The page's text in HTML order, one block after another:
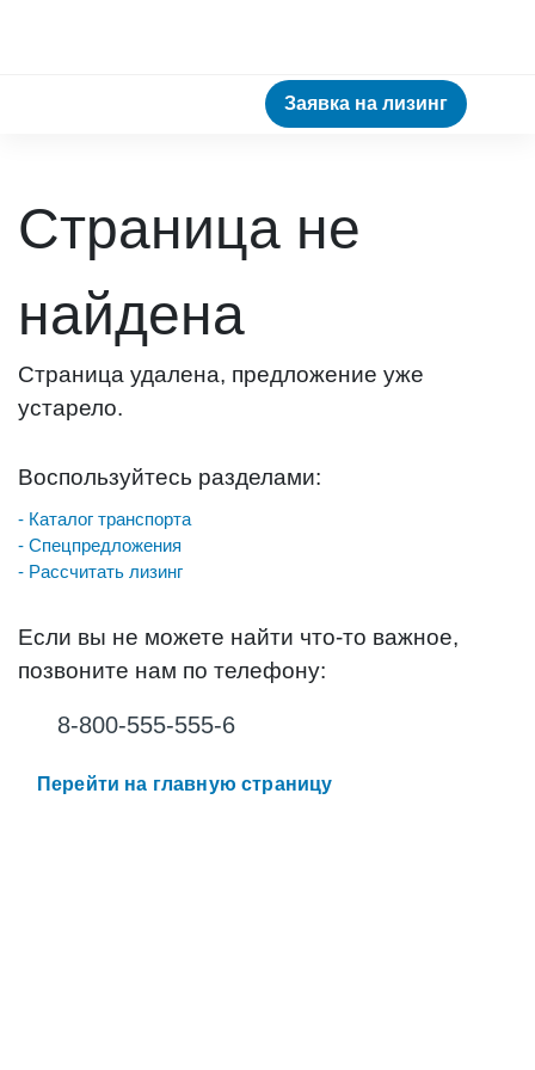
Заявка на лизинг
Страница не
найдена
Страница удалена, предложение уже
устарело.
Воспользуйтесь разделами:
- Каталог транспорта
- Спецпредложения
- Рассчитать лизинг
Если вы не можете найти что-то важное,
позвоните нам по телефону:
8-800-555-555-6
Перейти на главную страницу